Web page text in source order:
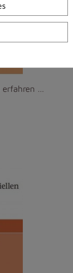
Die natürliche Freiheit des Geistes erfahren MP3